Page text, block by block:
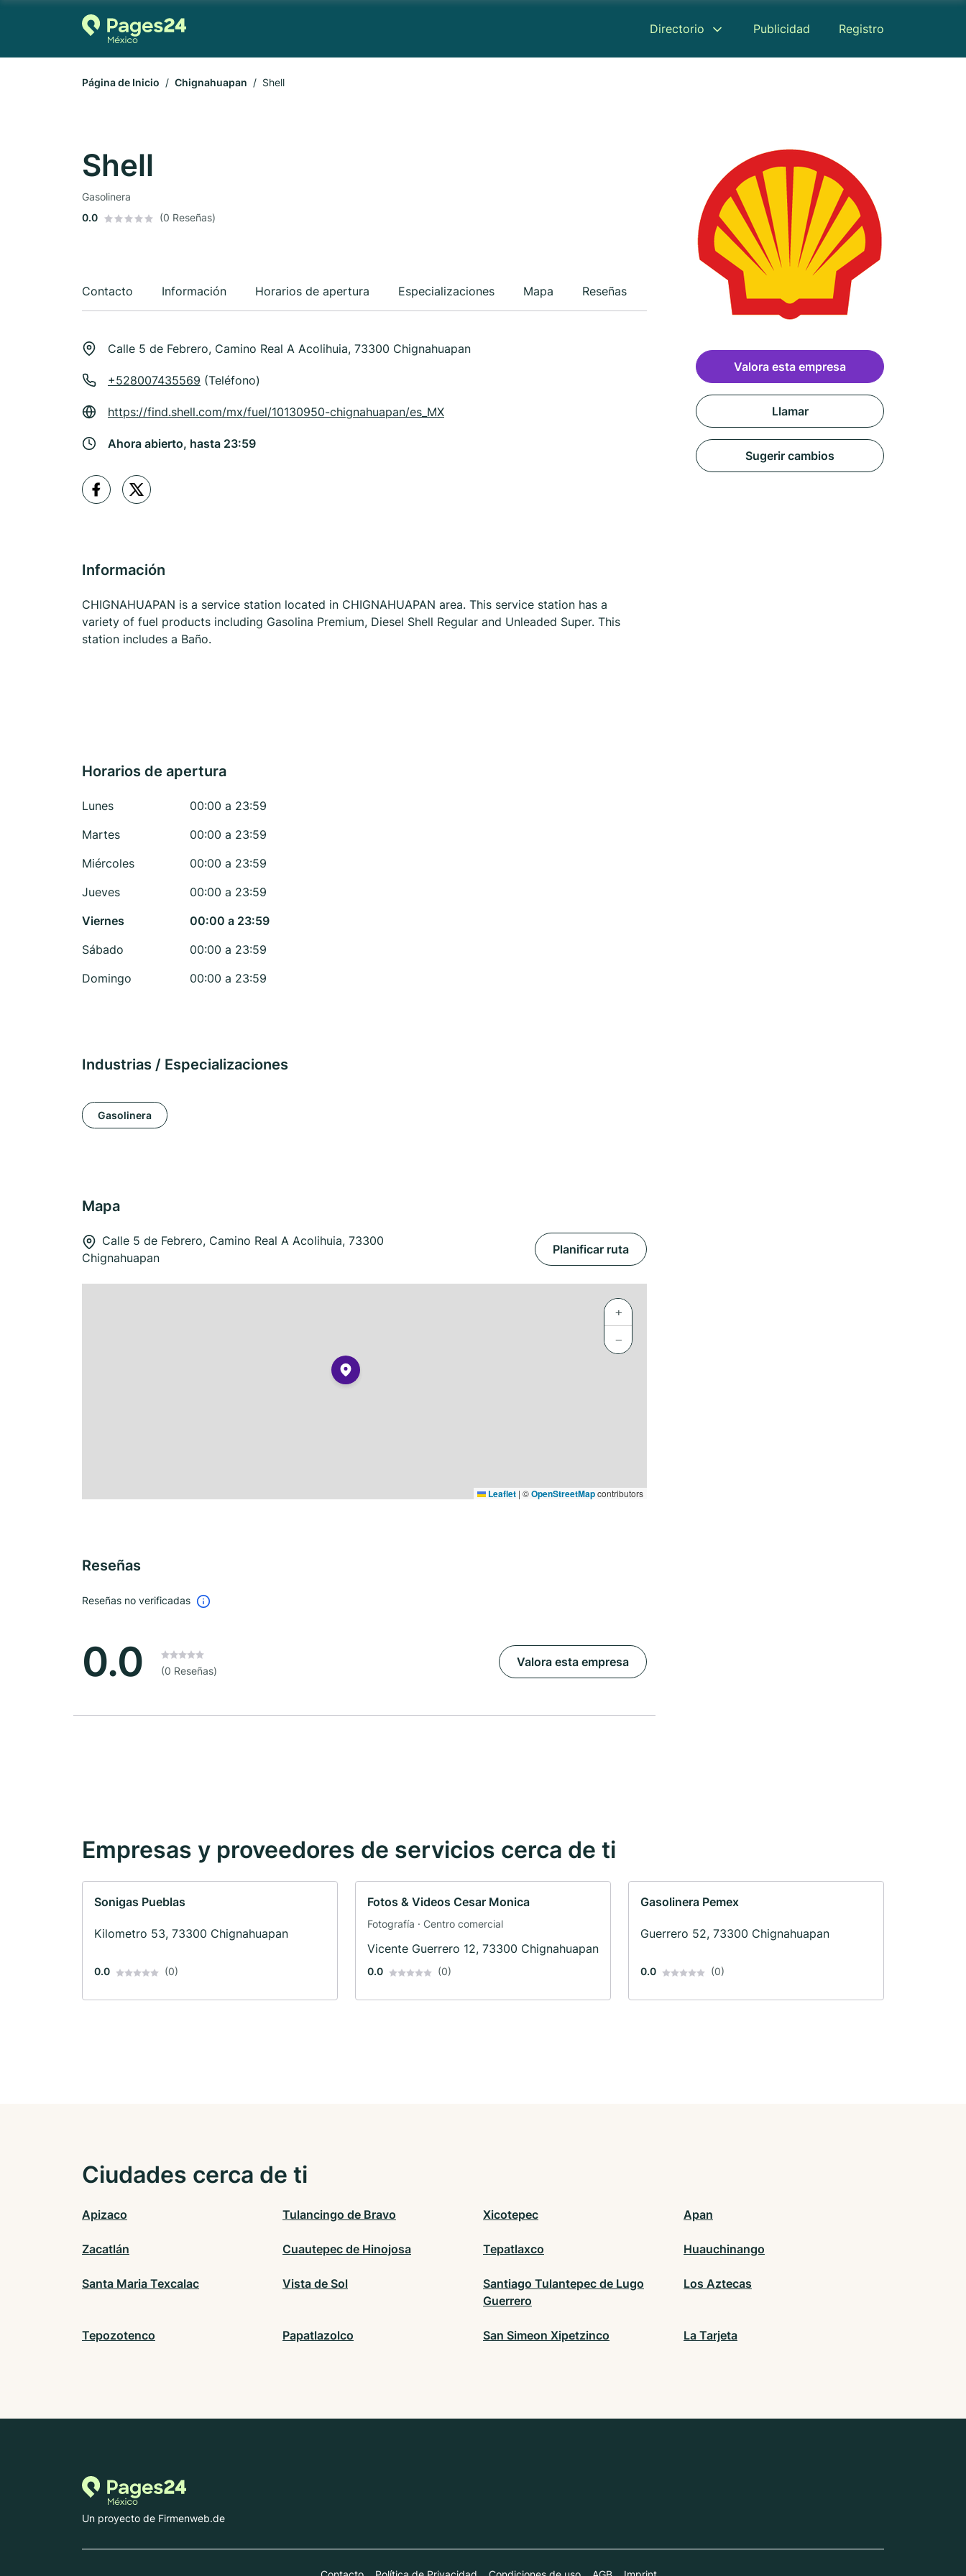
Directorio Publicidad Registro
Página de Inicio Chignahuapan Shell
Shell
Gasolinera
0.0
(0 Reseñas)
Contacto Información Horarios de apertura Especializaciones Mapa Reseñas
Calle 5 de Febrero, Camino Real A Acolihuia, 73300 Chignahuapan
+528007435569 (Teléfono)
https://find.shell.com/mx/fuel/10130950-chignahuapan/es_MX
Ahora abierto, hasta 23:59
Información
CHIGNAHUAPAN is a service station located in CHIGNAHUAPAN area. This service station has a
variety of fuel products including Gasolina Premium, Diesel Shell Regular and Unleaded Super. This
station includes a Baño.
Horarios de apertura
Lunes
00:00 a 23:59
Martes
00:00 a 23:59
Miércoles
00:00 a 23:59
Jueves
00:00 a 23:59
Viernes
00:00 a 23:59
Sábado
00:00 a 23:59
Domingo
00:00 a 23:59
Industrias / Especializaciones
Gasolinera
Mapa
Calle 5 de Febrero, Camino Real A Acolihuia, 73300
Chignahuapan
Planificar ruta
+
−
Leaflet | ©OpenStreetMapcontributors
Reseñas
Reseñas no verificadas
0.0 (0 Reseñas)
Valora esta empresa
Valora esta empresa
Llamar
Sugerir cambios
Empresas y proveedores de servicios cerca de ti
Sonigas Pueblas
Kilometro 53, 73300 Chignahuapan
0.0 (0)
Fotos & Videos Cesar Monica
Fotografía · Centro comercial
Vicente Guerrero 12, 73300 Chignahuapan
0.0 (0)
Gasolinera Pemex
Guerrero 52, 73300 Chignahuapan
0.0 (0)
Ciudades cerca de ti
Apizaco Tulancingo de Bravo Xicotepec Apan
Zacatlán Cuautepec de Hinojosa Tepatlaxco Huauchinango
Santa Maria Texcalac Vista de Sol
Santiago Tulantepec de Lugo
Guerrero
Los Aztecas
Tepozotenco Papatlazolco San Simeon Xipetzinco La Tarjeta
Un proyecto de Firmenweb.de